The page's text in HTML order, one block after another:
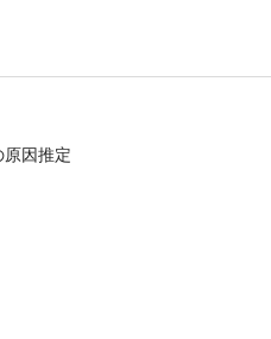
因推定